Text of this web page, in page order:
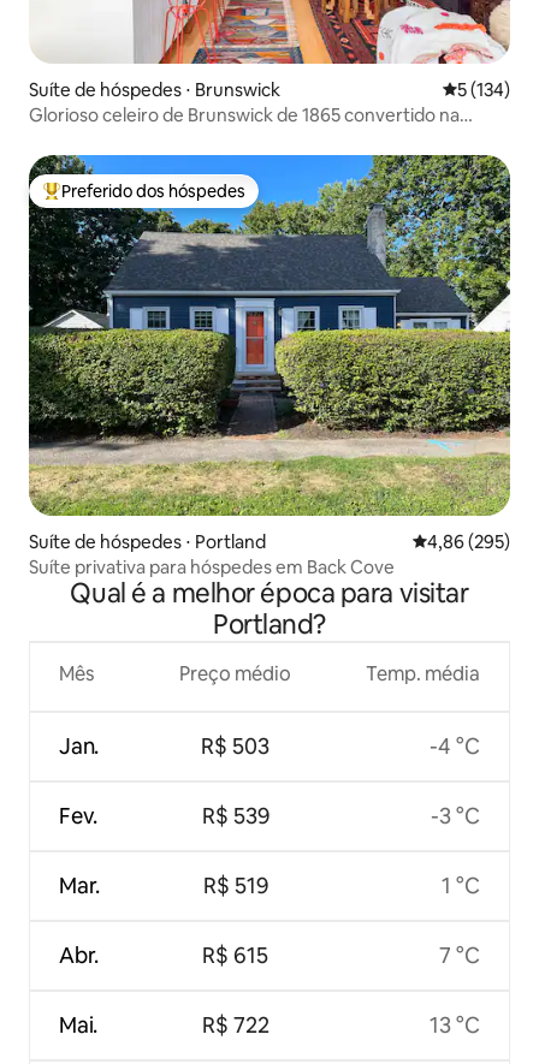
Suíte de hóspedes ⋅ Brunswick 5 de uma
5 (134)
Glorioso celeiro de Brunswick de 1865 convertido na
Entre os melhores preferidos dos hóspedes
Preferido dos hóspedes
Suíte de hóspedes ⋅ Portland 4,86 de uma
4,86 (295)
Suíte privativa para hóspedes em Back Cove
Qual é a melhor época para visitar
Portland?
Mês
Jan.
Fev.
Mar.
Abr.
Mai.
Preço médio
R$ 503
R$ 539
R$ 519
R$ 615
R$ 722
Temp. média
-4 °C
-3 °C
1 °C
7 °C
13 °C